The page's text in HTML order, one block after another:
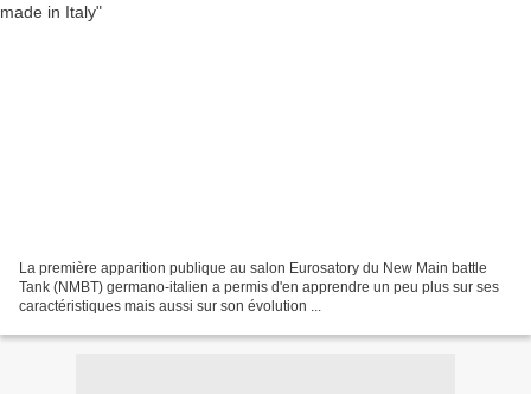
La première apparition publique au salon Eurosatory du New Main battle
Tank (NMBT) germano-italien a permis d'en apprendre un peu plus sur ses
caractéristiques mais aussi sur son évolution ...